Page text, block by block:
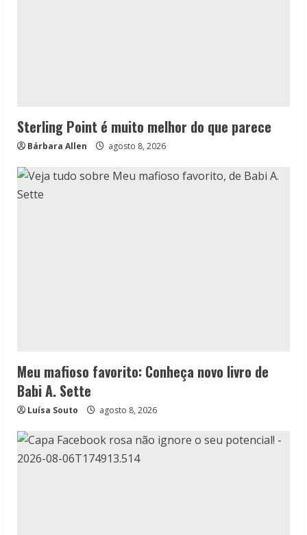
Sterling Point é muito melhor do que parece
Bárbara Allen agosto 8, 2026
Meu mafioso favorito: Conheça novo livro de
Babi A. Sette
Luísa Souto agosto 8, 2026